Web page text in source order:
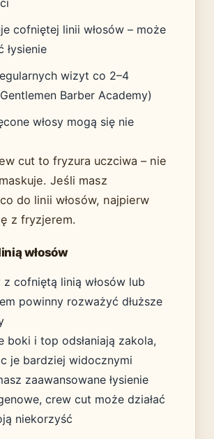
cofniętej linii włosów – może
łysienie
wizyt co 2–4
Barber Academy)
włosy mogą się nie
cut to fryzura uczciwa – nie
Jeśli masz
do linii włosów, najpierw
z fryzjerem.
włosów
z cofniętą linią włosów lub
powinny rozważyć dłuższe
boki i top odsłaniają zakola,
je bardziej widocznymi
zaawansowane łysienie
crew cut może działać
niekorzyść